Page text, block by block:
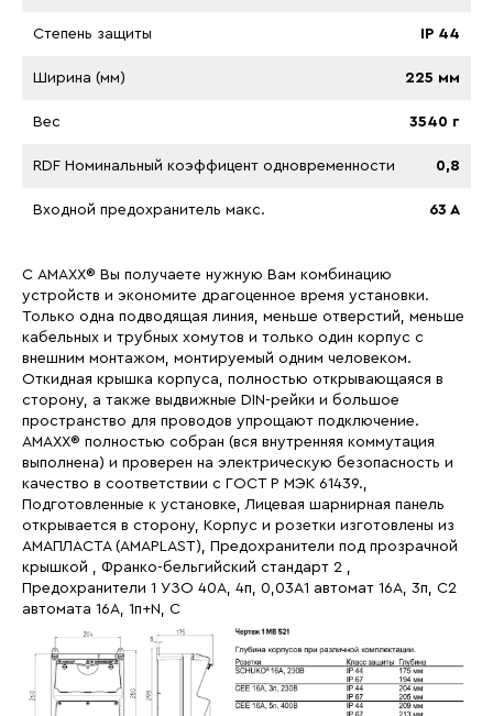
Степень защиты IP 44
Ширина (мм) 225 мм
Вес 3540 г
RDF Номинальный коэффицент одновременности 0,8
Входной предохранитель макс. 63 A
С AMAXX® Вы получаете нужную Вам комбинацию
устройств и экономите драгоценное время установки.
Только одна подводящая линия, меньше отверстий, меньше
кабельных и трубных хомутов и только один корпус с
внешним монтажом, монтируемый одним человеком.
Откидная крышка корпуса, полностью открывающаяся в
сторону, а также выдвижные DIN-рейки и большое
пространство для проводов упрощают подключение.
AMAXX® полностью собран (вся внутренняя коммутация
выполнена) и проверен на электрическую безопасность и
качество в соответствии с ГОСТ Р МЭК 61439.,
Подготовленные к устaновке, Лицевая шaрнирная пaнель
открывается в сторону, Корпус и розетки изготовлены из
АМАПЛАСТА (AMAPLAST), Предохранители под прозрачной
крышкой , Франко-бельгийский стандарт 2 ,
Предохранители 1 УЗО 40A, 4п, 0,03A1 автомат 16A, 3п, C2
автомата 16A, 1п+N, C